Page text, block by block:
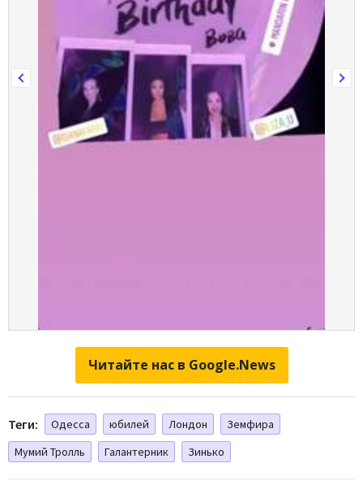
Читайте нас в Google.News
Теги: Одесса юбилей Лондон
Земфира
Мумий Тролль
Галантерник Зинько